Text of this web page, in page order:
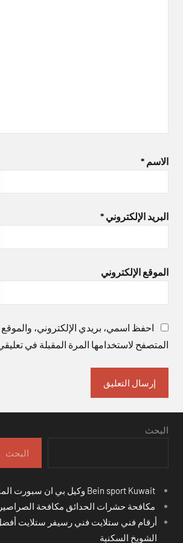
الاسم *
البريد الإلكتروني *
الموقع الإلكتروني
احفظ اسمي، بريدي الإلكتروني، والموقع
المتصفح لاستخدامها المرة المقبلة في
البحث
البحث
مكافحة حشرات الحدائق مكافحة الصراصير
أرقام فني ستلايت فني رسيفر ستلايت
الشويخ السكنية